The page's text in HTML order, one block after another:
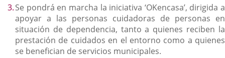
Se pondrá en marcha la iniciativa ‘OKencasa’, dirigida a
apoyar a las personas cuidadoras de personas en
situación de dependencia, tanto a quienes reciben la
prestación de cuidados en el entorno como a quienes
se benefician de servicios municipales.